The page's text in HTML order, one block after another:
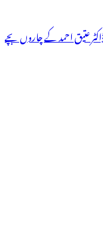
عتیق احمد کے چاروں بچے